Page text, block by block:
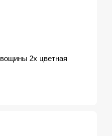
2х цветная